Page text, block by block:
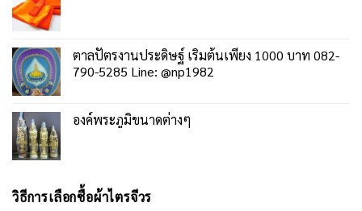
ตาลปัตรงานประดิษฐ์ เริ่มต้นเพียง 1000 บาท 082-
790-5285 Line: @np1982
องค์พระภูมิขนาดต่างๆ
วิธีการเลือกซื้อผ้าไตรจีวร